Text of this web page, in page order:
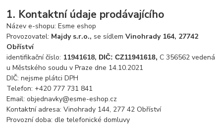
1. Kontaktní údaje prodávajícího
Název e-shopu: Esme eshop
Provozovatel: Majdy s.r.o., se sídlemVinohrady 164, 27742
Obříství
identifikační číslo: 11941618, DIČ: CZ11941618,C 356562 vedená
u Městského soudu v Praze dne 14.10.2021
DIČ: nejsme plátci DPH
Telefon: +420 777 731 841
Email: objednavky@esme-eshop.cz
Kontaktní adresa: Vinohrady 144, 277 42 Obříství
Provozní doba: dle telefonické domluvy